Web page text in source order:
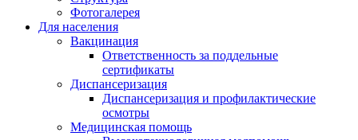
Фотогалерея
Для населения
Вакцинация
Ответственность за поддельные
сертификаты
Диспансеризация
Диспансеризация и профилактические
осмотры
Медицинская помощь